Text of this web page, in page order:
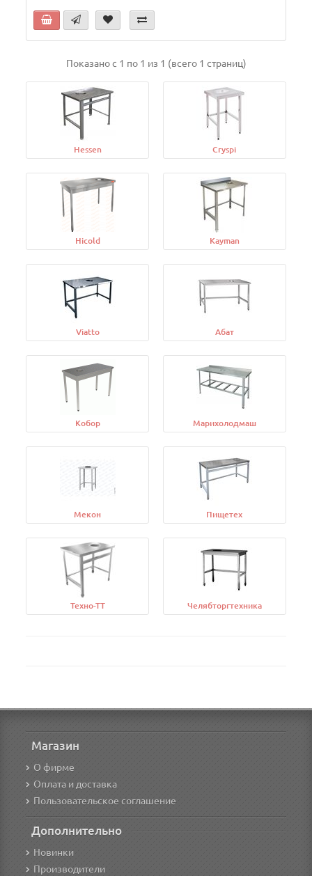
Показано с 1 по 1 из 1 (всего 1 страниц)
Hessen Cryspi
Hicold Kayman
Viatto Абат
Кобор Марихолодмаш
Мекон Пищетех
Техно-ТТ Челябторгтехника
Магазин
О фирме
Оплата и доставка
Пользовательское соглашение
Дополнительно
Новинки
Производители